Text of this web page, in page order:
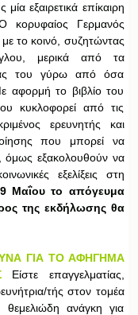
εξαιρετικά επίκαιρη
κορυφαίος Γερμανός
το κοινό, συζητώντας
μερικά από τα
του γύρω από όσα
αφορμή το βιβλίο του
κυκλοφορεί από τις
ερευνητής και
που μπορεί να
όμως εξακολουθούν να
εξελίξεις στη
Μαΐου το απόγευμα
της εκδήλωσης θα
ΓΙΑ ΤΟ ΑΦΗΓΗΜΑ
Είστε επαγγελματίας,
τής στον τομέα
ανάγκη για